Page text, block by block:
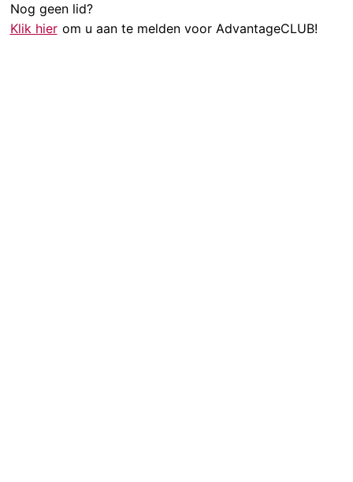
Nog geen lid?
Klik hier om u aan te melden voor AdvantageCLUB!